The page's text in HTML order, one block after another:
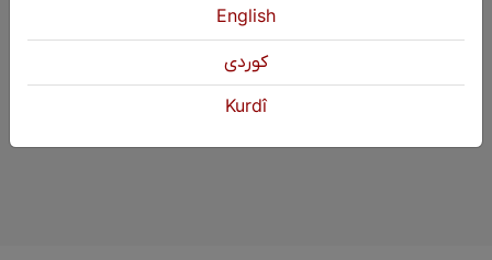
Pêştir 1 2 3 Paşî »
English
كوردی
Kurdî